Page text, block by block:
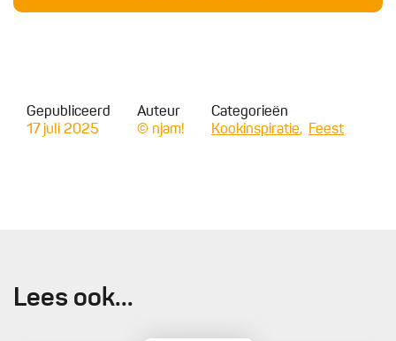
Gepubliceerd
17 juli 2025
Auteur
© njam!
Categorieën
Kookinspiratie
Feest
Lees ook...